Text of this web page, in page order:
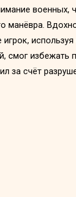
военных,
манёвра.
игрок,
смог избежать
за счёт